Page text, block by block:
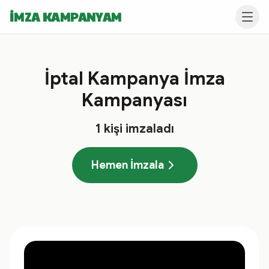
İMZA KAMPANYAM
İptal Kampanya İmza
Kampanyası
1 kişi imzaladı
Hemen İmzala